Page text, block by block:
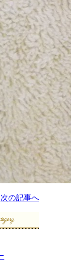
次の記事へ